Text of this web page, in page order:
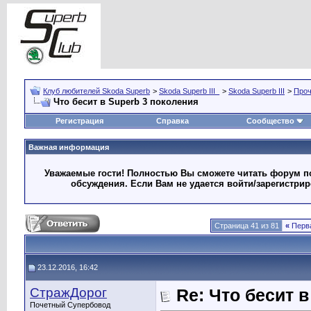
Клуб любителей Skoda Superb > Skoda Superb III_ > Skoda Superb III >
Что бесит в Superb 3 поколения
Регистрация Справка Сообщество
Важная информация
Уважаемые гости! Полностью Вы сможете читать форум
обсуждения. Если Вам не удается войти/
Страница 41 из 81 «
23.12.2016, 16:42
СтражДорог
Почетный Супербовод Re: Что бесит